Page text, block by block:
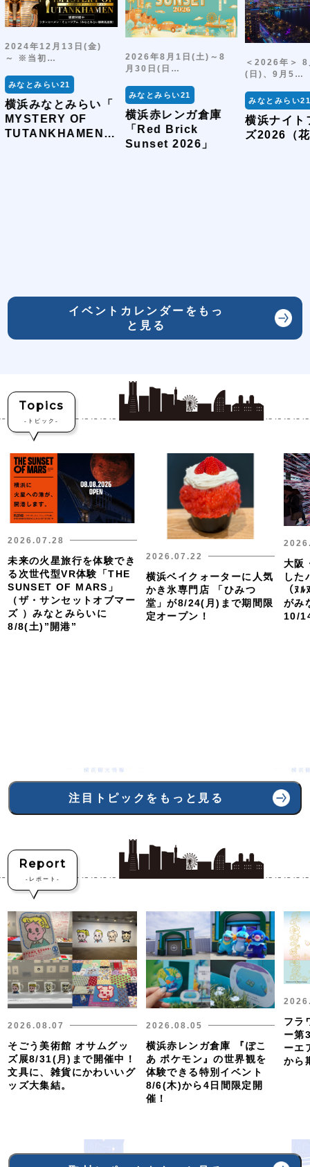
2024年12月13日(金)
～ ※当初…
みなとみらい21
横浜みなとみらい「
MYSTERY OF
TUTANKHAMEN/
2026年8月1日(土)～8
月30日(日…
みなとみらい21
横浜赤レンガ倉庫
「Red Brick
Sunset 2026」
＜2026年＞
(日)、9月5…
みなとみらい
横浜ナイト
ズ2026（
イベントカレンダーをもっ
と見る
Topics
- トピック-
2026.07.28
未来の火星旅行を体験でき
る次世代型VR体験「THE
SUNSET OF MARS」
（ザ・サンセットオブマー
ズ ）みなとみらいに
8/8(土)”開港”
2026.07.22
横浜ベイクォーターに人気
かき氷専門店 「ひみつ
堂」が8/24(月)まで期間限
定オープン！
大阪
した
（ﾇ
がみ
10/
注目トピックをもっと見る
Report
- レポート-
2026.08.07
そごう美術館 オサムグッ
ズ展8/31(月)まで開催中！
文具に、雑貨にかわいいグ
ッズ大集結。
2026.08.05
横浜赤レンガ倉庫 『ぽこ
あ ポケモン』の世界観を
体験できる特別イベント
8/6(木)から4日間限定開
催！
フラ
ー第
ーエ
から